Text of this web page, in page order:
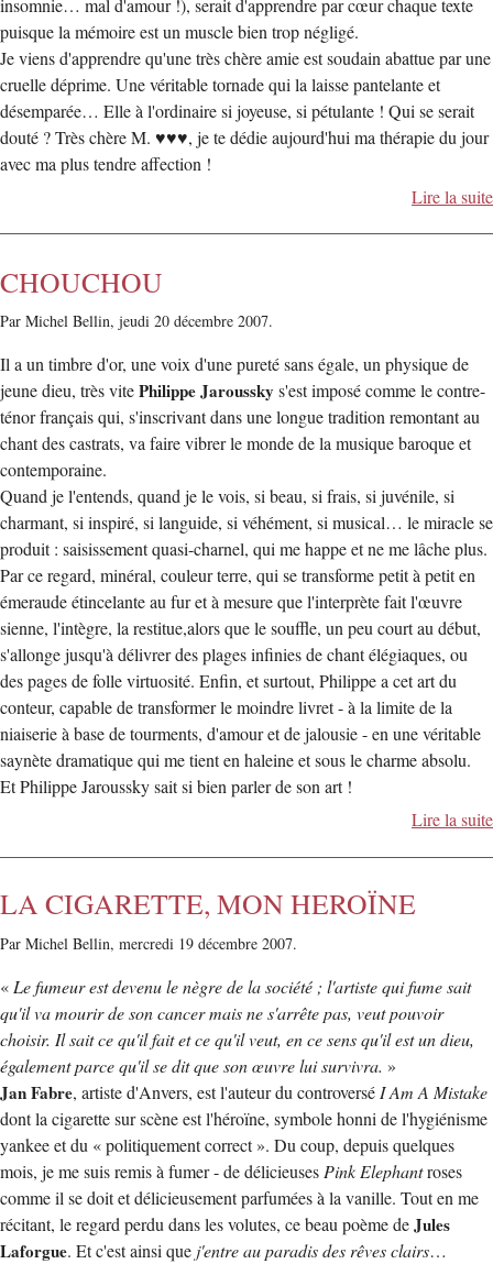
insomnie… mal d'amour !), serait d'apprendre par cœur chaque texte
puisque la mémoire est un muscle bien trop négligé.
Je viens d'apprendre qu'une très chère amie est soudain abattue par une
cruelle déprime. Une véritable tornade qui la laisse pantelante et
désemparée… Elle à l'ordinaire si joyeuse, si pétulante ! Qui se serait
douté ? Très chère M. ♥♥♥, je te dédie aujourd'hui ma thérapie du jour
avec ma plus tendre affection !
Lire la suite
CHOUCHOU
Par Michel Bellin, jeudi 20 décembre 2007.
Il a un timbre d'or, une voix d'une pureté sans égale, un physique de
jeune dieu, très vitePhilippe Jaroussky s'est imposé comme le contre-
ténor français qui, s'inscrivant dans une longue tradition remontant au
chant des castrats, va faire vibrer le monde de la musique baroque et
contemporaine.
Quand je l'entends, quand je le vois, si beau, si frais, si juvénile, si
charmant, si inspiré, si languide, si véhément, si musical… le miracle se
produit : saisissement quasi-charnel, qui me happe et ne me lâche plus.
Par ce regard, minéral, couleur terre, qui se transforme petit à petit en
émeraude étincelante au fur et à mesure que l'interprète fait l'œuvre
sienne, l'intègre, la restitue,alors que le souffle, un peu court au début,
s'allonge jusqu'à délivrer des plages infinies de chant élégiaques, ou
des pages de folle virtuosité. Enfin, et surtout, Philippe a cet art du
conteur, capable de transformer le moindre livret - à la limite de la
niaiserie à base de tourments, d'amour et de jalousie - en une véritable
saynète dramatique qui me tient en haleine et sous le charme absolu.
Et Philippe Jaroussky sait si bien parler de son art !
Lire la suite
LA CIGARETTE, MON HEROÏNE
Par Michel Bellin, mercredi 19 décembre 2007.
« Le fumeur est devenu le nègre de la société ; l'artiste qui fume sait
qu'il va mourir de son cancer mais ne s'arrête pas, veut pouvoir
choisir. Il sait ce qu'il fait et ce qu'il veut, en ce sens qu'il est un dieu,
également parce qu'il se dit que son œuvre lui survivra. »
Jan Fabre, artiste d'Anvers, est l'auteur du controversé I Am A Mistake
dont la cigarette sur scène est l'héroïne, symbole honni de l'hygiénisme
yankee et du « politiquement correct ». Du coup, depuis quelques
mois, je me suis remis à fumer - de délicieuses Pink Elephantroses
comme il se doit et délicieusement parfumées à la vanille. Tout en me
récitant, le regard perdu dans les volutes, ce beau poème deJules
Laforgue. Et c'est ainsi que j'entre au paradis des rêves clairs…